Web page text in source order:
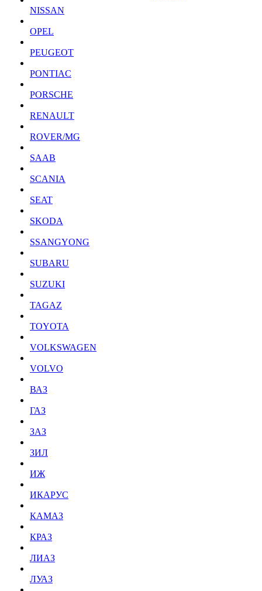
NISSAN
OPEL
PEUGEOT
PONTIAC
PORSCHE
RENAULT
ROVER/MG
SAAB
SCANIA
SEAT
SKODA
SSANGYONG
SUBARU
SUZUKI
TAGAZ
TOYOTA
VOLKSWAGEN
VOLVO
ВАЗ
ГАЗ
ЗАЗ
ЗИЛ
ИЖ
ИКАРУС
КАМАЗ
КРАЗ
ЛИАЗ
ЛУАЗ